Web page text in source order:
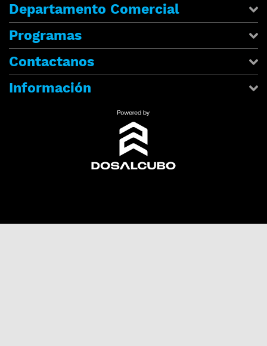
Departamento Comercial
Programas
Contactanos
Información